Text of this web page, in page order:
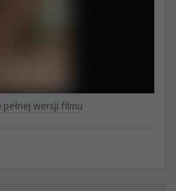
pełnej wersji filmu